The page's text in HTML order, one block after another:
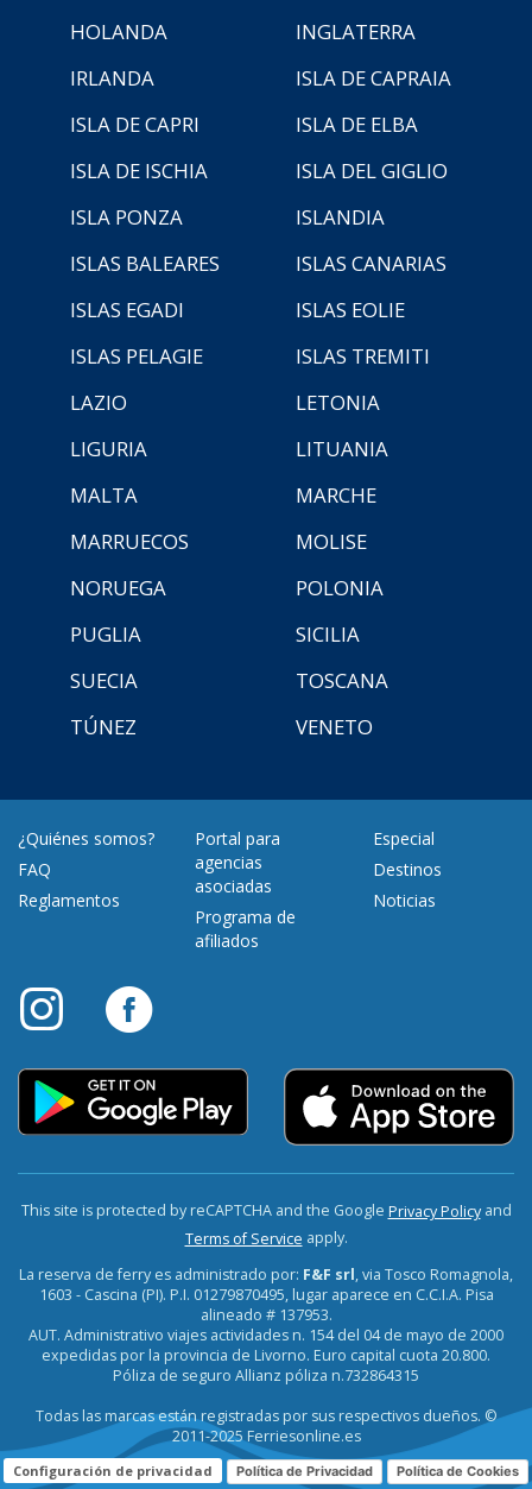
HOLANDA
INGLATERRA
IRLANDA
ISLA DE CAPRAIA
ISLA DE CAPRI
ISLA DE ELBA
ISLA DE ISCHIA
ISLA DEL GIGLIO
ISLA PONZA
ISLANDIA
ISLAS BALEARES
ISLAS CANARIAS
ISLAS EGADI
ISLAS EOLIE
ISLAS PELAGIE
ISLAS TREMITI
LAZIO
LETONIA
LIGURIA
LITUANIA
MALTA
MARCHE
MARRUECOS
MOLISE
NORUEGA
POLONIA
PUGLIA
SICILIA
SUECIA
TOSCANA
TÚNEZ
VENETO
¿Quiénes somos?
FAQ
Reglamentos
Portal para
agencias
asociadas
Programa de
afiliados
Especial
Destinos
Noticias
This site is protected by reCAPTCHA and the Google Privacy Policyand
Terms of Service apply.
La reserva de ferry es administrado por: F&F srl, via Tosco Romagnola,
1603 - Cascina (PI). P.I. 01279870495, lugar aparece en C.C.I.A. Pisa
alineado # 137953.
AUT. Administrativo viajes actividades n. 154 del 04 de mayo de 2000
expedidas por la provincia de Livorno. Euro capital cuota 20.800.
Póliza de seguro Allianz póliza n.732864315
Todas las marcas están registradas por sus respectivos dueños. ©
2011-2025 Ferriesonline.es
Configuración de privacidad Política de Privacidad Política de Cookies